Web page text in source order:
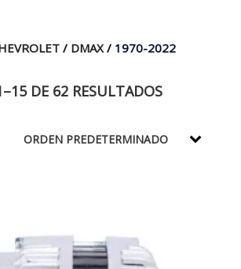
/ DMAX / 1970-2022
DE 62 RESULTADOS